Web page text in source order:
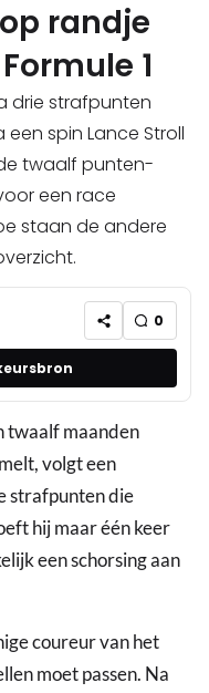
randje
1
drie strafpunten
spin Lance Stroll
twaalf punten-
een race
staan de andere
0
twaalf maanden
volgt een
strafpunten die
hij maar één keer
een schorsing aan
coureur van het
moet passen. Na